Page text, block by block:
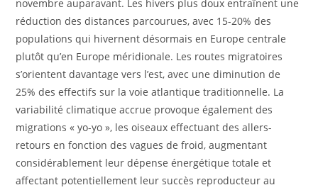
novembre auparavant. Les hivers plus doux entraînent une
réduction des distances parcourues, avec 15-20% des
populations qui hivernent désormais en Europe centrale
plutôt qu’en Europe méridionale. Les routes migratoires
s’orientent davantage vers l’est, avec une diminution de
25% des effectifs sur la voie atlantique traditionnelle. La
variabilité climatique accrue provoque également des
migrations « yo-yo », les oiseaux effectuant des allers-
retours en fonction des vagues de froid, augmentant
considérablement leur dépense énergétique totale et
affectant potentiellement leur succès reproducteur au